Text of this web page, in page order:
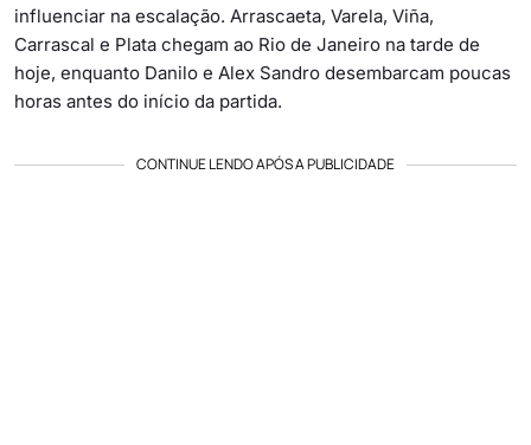
influenciar na escalação. Arrascaeta, Varela, Viña,
Carrascal e Plata chegam ao Rio de Janeiro na tarde de
hoje, enquanto Danilo e Alex Sandro desembarcam poucas
horas antes do início da partida.
CONTINUE LENDO APÓS A PUBLICIDADE